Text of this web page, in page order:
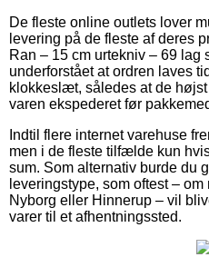
De fleste online outlets lover
levering på de fleste af deres
Ran – 15 cm urtekniv – 69
underforstået at ordren laves
klokkeslæt, således at de
varen ekspederet før
Indtil flere internet varehuse
men i de fleste tilfælde kun
sum. Som alternativ burde du
leveringstype, som oftest –
Nyborg eller Hinnerup – vil
varer til et afhentningssted.